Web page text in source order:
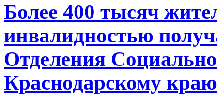
Более 400 тысяч
инвалидностью
Отделения
Краснодарскому